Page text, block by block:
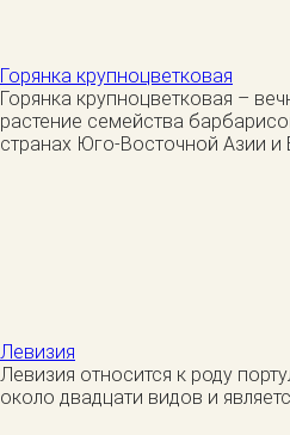
Горянка крупноцветковая
Горянка крупноцветковая –
растение семейства
странах Юго-Восточной Азии и
Левизия
Левизия относится к роду
около двадцати видов и